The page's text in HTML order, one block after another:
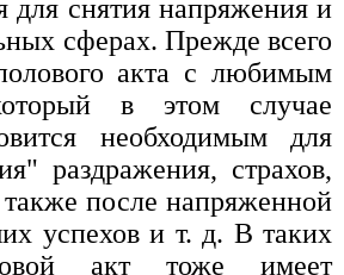
для снятия напряжения и
сферах. Прежде всего
акта с любимым
в этом случае
необходимым для
раздражения, страхов,
после напряженной
успехов и т. д. В таких
акт тоже имеет